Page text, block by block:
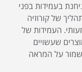
בעמידות בפני
של קורוזיה
העמידות של
שעשויים
על המראה